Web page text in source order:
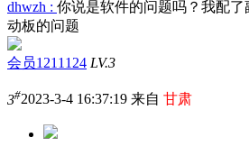
dhwzh : 你说是软件的问题吗？我配
动板的问题
会员1211124 LV.3
3#2023-3-4 16:37:19 来自 甘肃